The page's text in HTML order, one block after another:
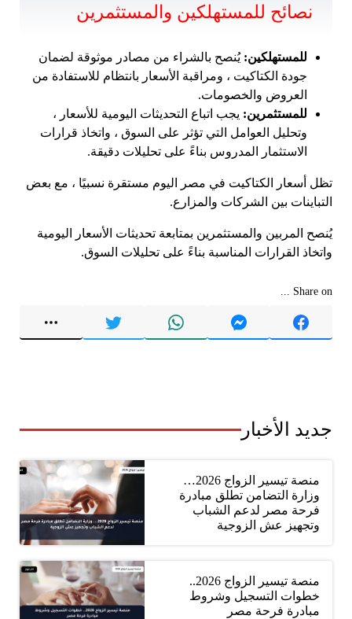
نصائح للمستهلكين والمستثمرين
للمستهلكين: يُنصح بالشراء من مصادر موثوقة لضمان
جودة الكتاكيت ، ومراقبة الأسعار بانتظام للاستفادة من
العروض والخصومات.
للمستثمرين: يجب اتباع التحديثات اليومية للأسعار ،
وتحليل العوامل التي تؤثر على السوق ، واتخاذ قرارات
الاستثمار المدروس بناءً على تحليلات دقيقة.
تظل أسعار الكتاكيت في مصر اليوم مستقرة نسبيًا ، مع بعض
التباينات بين الشركات والمزارع.
يُنصح المربين والمستثمرين بمتابعة تحديثات الأسعار اليومية
واتخاذ القرارات المناسبة بناءً على تحليلات السوق.
Share on ...
جديد الأخبار
منصة تيسير الزواج 2026…
وزارة التضامن تطلق مبادرة
فرحة مصر لدعم الشباب
وتجهيز عش الزوجية
منصة تيسير الزواج 2026..
خطوات التسجيل وشروط
مبادرة فرحة مصر